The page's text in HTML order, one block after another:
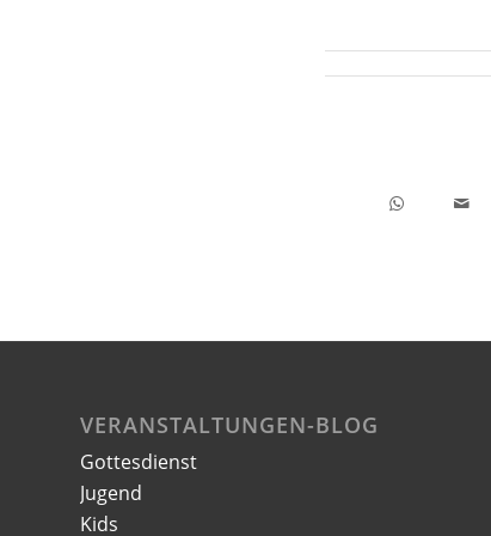
VERANSTALTUNGEN-BLOG
Gottesdienst
Jugend
Kids